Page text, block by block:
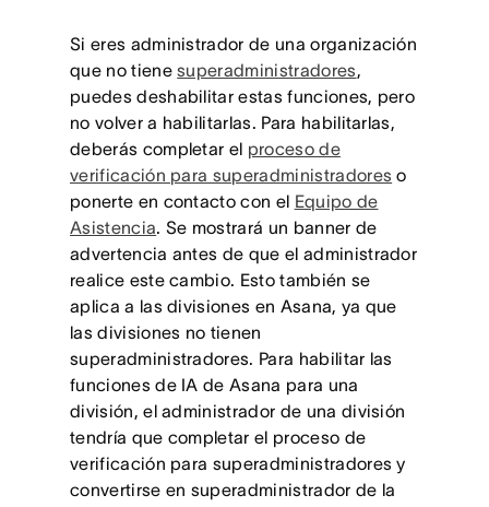
Si eres administrador de una organización
que no tienesuperadministradores,
puedes deshabilitar estas funciones, pero
no volver a habilitarlas. Para habilitarlas,
deberás completar el proceso de
verificación para superadministradores o
ponerte en contacto con el Equipo de
Asistencia. Se mostrará un banner de
advertencia antes de que el administrador
realice este cambio. Esto también se
aplica a las divisiones en Asana, ya que
las divisiones no tienen
superadministradores. Para habilitar las
funciones de IA de Asana para una
división, el administrador de una división
tendría que completar el proceso de
verificación para superadministradores y
convertirse en superadministrador de la